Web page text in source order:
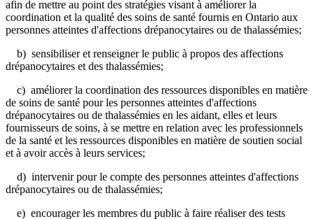
afin de mettre au point des stratégies visant à améliorer la
coordination et la qualité des soins de santé fournis en Ontario aux
personnes atteintes d'affections drépanocytaires ou de thalassémies;
b) sensibiliser et renseigner le public à propos des affections
drépanocytaires et des thalassémies;
c) améliorer la coordination des ressources disponibles en matière
de soins de santé pour les personnes atteintes d'affections
drépanocytaires ou de thalassémies en les aidant, elles et leurs
fournisseurs de soins, à se mettre en relation avec les professionnels
de la santé et les ressources disponibles en matière de soutien social
et à avoir accès à leurs services;
d) intervenir pour le compte des personnes atteintes d'affections
drépanocytaires ou de thalassémies;
e) encourager les membres du public à faire réaliser des tests